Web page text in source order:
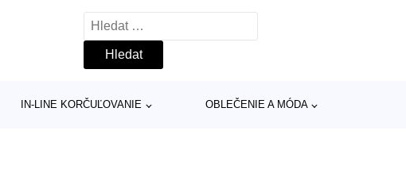
Vyhledávání
IN-LINE KORČUĽOVANIE OBLEČENIE A MÓDA